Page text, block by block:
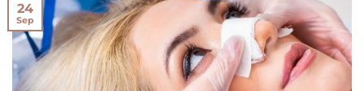
24
Sep